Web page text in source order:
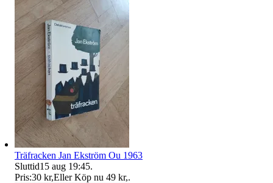
Träfracken Jan Ekström Ou 1963
Sluttid15 aug 19:45.
Pris:30 kr,Eller Köp nu 49 kr,.